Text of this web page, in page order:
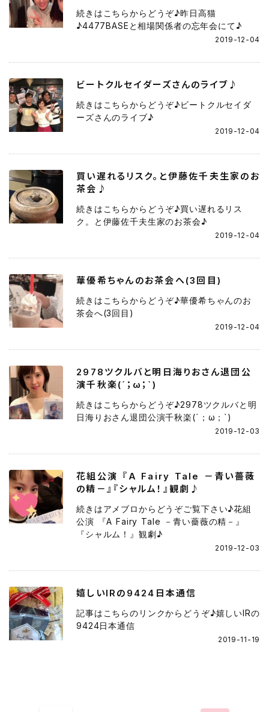
続きはこちらからどうぞ♪昨日高猫
♪4477BASEと相場関係者の忘年会にて♪
2019-12-04
ビートクルセイダーズさんのライブ♪
続きはこちらからどうぞ♪ビートクルセイダ
ーズさんのライブ♪
2019-12-04
買い遅れるリスク。と伊藤佐千夫生家のお
茶会♪
続きはこちらからどうぞ♪買い遅れるリス
ク。と伊藤佐千夫生家のお茶会♪
2019-12-04
華優希ちゃんのお茶会へ(3回目)
続きはこちらからどうぞ♪華優希ちゃんのお
茶会へ(3回目)
2019-12-04
2978ツクルバと明日海りおさん退団公
演千秋楽(´；ω；`)
続きはこちらからどうぞ♪2978ツクルバと明
日海りおさん退団公演千秋楽(´；ω；`)
2019-12-03
花組公演 『A Fairy Tale －青い薔薇
の精－』『シャルム！』観劇♪
続きはアメブロからどうぞご覧下さい♪花組
公演 『A Fairy Tale －青い薔薇の精－』
『シャルム！』観劇♪
2019-12-03
嬉しいIRの9424日本通信
記事はこちらのリンクからどうぞ♪嬉しいIRの
9424日本通信
2019-11-19